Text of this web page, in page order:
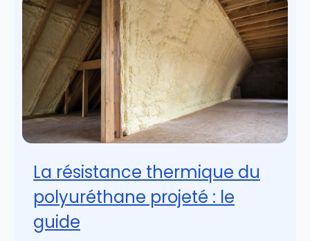
La résistance thermique du
polyuréthane projeté : le
guide